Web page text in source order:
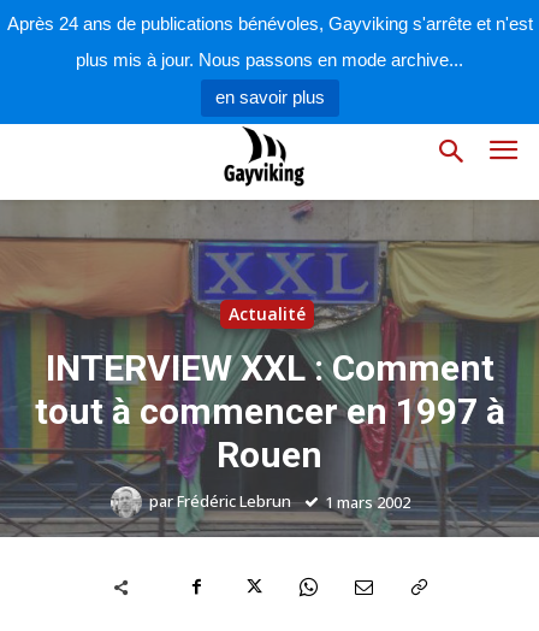
Après 24 ans de publications bénévoles, Gayviking s'arrête et n'est
plus mis à jour. Nous passons en mode archive...
en savoir plus
Actualité
INTERVIEW XXL : Comment
tout à commencer en 1997 à
Rouen
parFrédéric Lebrun 1 mars 2002